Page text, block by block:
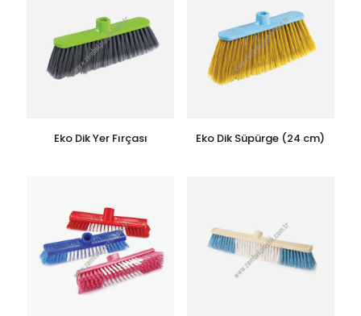
Eko Dik Yer Fırçası Eko Dik Süpürge (24 cm)